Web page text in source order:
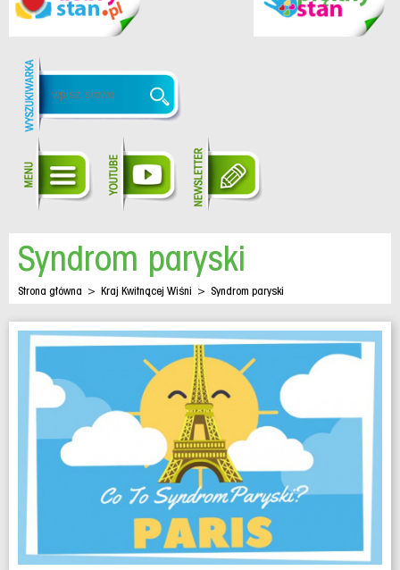
Syndrom paryski
Strona główna > Kraj Kwitnącej Wiśni > Syndrom paryski